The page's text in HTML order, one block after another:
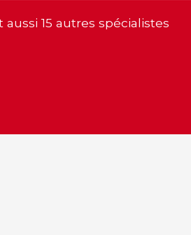
aussi 15 autres spécialistes